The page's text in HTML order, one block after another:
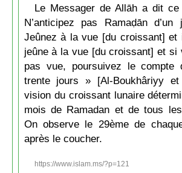
Le Messager de Allāh a dit
N’anticipez pas Ramaḍān
Jeûnez à la vue [du croissant] et
jeûne à la vue [du croissant] et si
pas vue, poursuivez le compte
trente jours » [Al-Boukhâriyy
vision du croissant lunaire
mois de Ramadan et de tous
On observe le 29ème de
après le coucher.
https://www.islam.ms/?p=121